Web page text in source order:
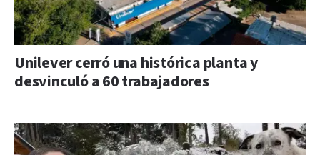
Unilever cerró una histórica planta y
desvinculó a 60 trabajadores